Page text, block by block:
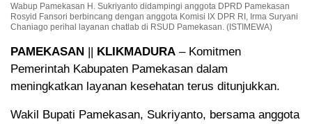
Wabup Pamekasan H. Sukriyanto didampingi anggota DPRD Pamekasan
Rosyid Fansori berbincang dengan anggota Komisi IX DPR RI, Irma Suryani
Chaniago perihal layanan chatlab di RSUD Pamekasan. (ISTIMEWA)
PAMEKASAN || KLIKMADURA – Komitmen
Pemerintah Kabupaten Pamekasan dalam
meningkatkan layanan kesehatan terus ditunjukkan.
Wakil Bupati Pamekasan, Sukriyanto, bersama anggota